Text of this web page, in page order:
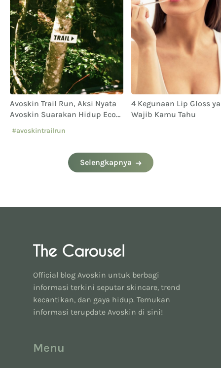
Avoskin Trail Run, Aksi Nyata
Avoskin Suarakan Hidup Eco
#avoskintrailrun
4 Kegunaan Lip Gloss
Wajib Kamu Tahu
Selengkapnya
Official blog Avoskin untuk berbagi
informasi terkini seputar skincare, trend
kecantikan, dan gaya hidup. Temukan
informasi terupdate Avoskin di sini!
Menu